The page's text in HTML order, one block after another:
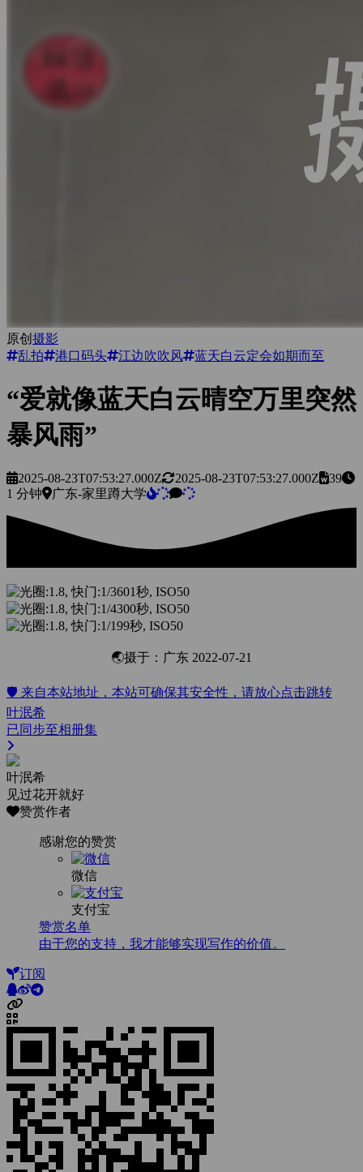
原创 摄影
乱拍
港口码头 江边吹吹风 蓝天白云定会如期而至
“爱就像蓝天白云晴空万里突然
暴风雨”
2025-08-23T07:53:27.000Z 2025-08-23T07:53:27.000Z
39
1 分钟
广东-家里蹲大学
🌏摄于：广东 2022-07-21
🛡️ 来自本站地址，本站可确保其安全性，请放心点击跳转
叶泯希
已同步至相册集
叶泯希
见过花开就好
赞赏作者
感谢您的赞赏
微信
支付宝
赞赏名单
由于您的支持，我才能够实现写作的价值。
订阅